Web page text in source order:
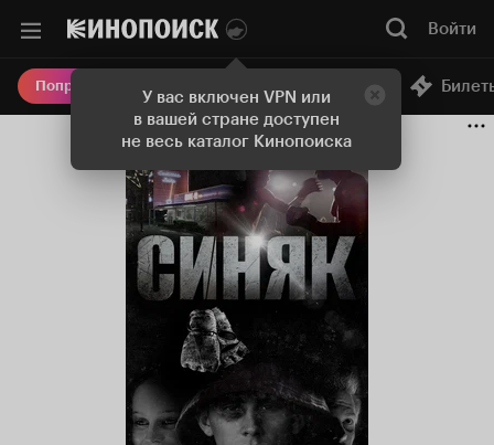
У вас включен VPN или
в вашей стране доступен
не весь каталог Кинопоиска
Войти
Попробовать Плюс Онлайн-кинотеатр